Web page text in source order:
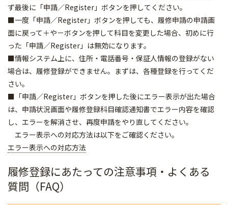
ず最後に「申請／Register」ボタンを押してください。
■一度「申請／Register」ボタンを押しても、履修申請の申請画
面に戻って＋や－ボタンを押して科目を変更した場合、初めに行
った「申請／Register」は無効になります。
■情報システム上に、住所・電話番号・保証人情報の登録がない
場合は、履修登録ができません。まずは、各種登録を行ってくだ
さい。
■「申請／Register」ボタンを押した後にエラー表示が出た場合
は、申請状況画面や履修登録科目確認通知書でエラー内容を確認
し、エラーを解消させ、再度申請をやり直してください。
エラー表示への対応方法は以下をご確認ください。
エラー表示への対応方法
履修登録にあたっての注意事項・よくある
質問（FAQ）